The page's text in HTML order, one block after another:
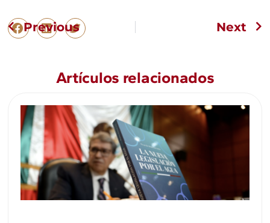
Previous Next
Artículos relacionados